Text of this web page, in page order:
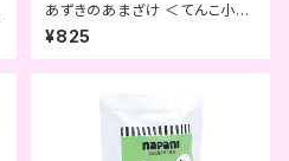
あずきのあまざけ ＜てんこ小豆
甘酒＞ (komachi-na-)
¥825